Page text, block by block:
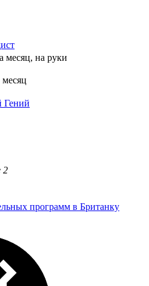
месяц, на руки
Гений
2
программ в Британку